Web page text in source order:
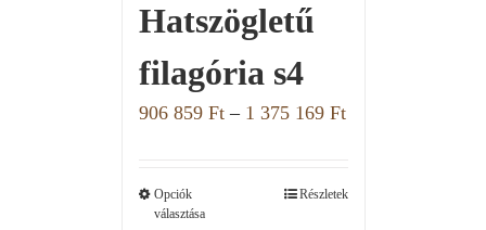
Hatszögletű
filagória s4
906 859 Ft– 1 375 169 Ft
Opciók
választása
Részletek